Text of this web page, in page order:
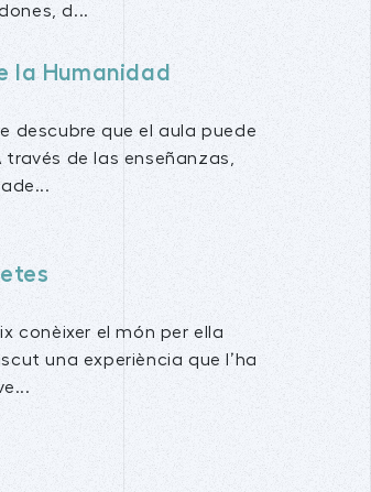
d...
la Humanidad
descubre que el aula puede
de las enseñanzas,
conèixer el món per ella
una experiència que l’ha